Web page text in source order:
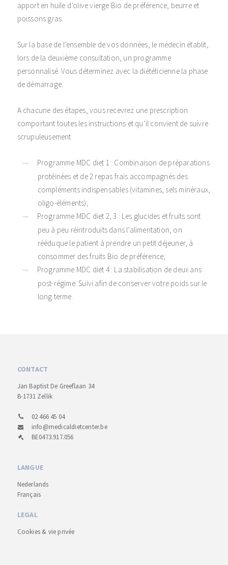
apport en huile d’olive vierge Bio de préférence, beurre et
poissons gras.
Sur la base de l’ensemble de vos données, le médecin établit,
lors de la deuxième consultation, un programme
personnalisé. Vous déterminez avec la diététicienne la phase
de démarrage.
A chacune des étapes, vous recevrez une prescription
comportant toutes les instructions et qu’il convient de suivre
scrupuleusement.
Programme MDC diet 1 : Combinaison de préparations
protéinées et de 2 repas frais accompagnés des
compléments indispensables (vitamines, sels minéraux,
oligo-éléments);
Programme MDC diet 2, 3 : Les glucides et fruits sont
peu à peu réintroduits dans l’alimentation, on
rééduque le patient à prendre un petit déjeuner, à
consommer des fruits Bio de préférence;
Programme MDC diet 4 : La stabilisation de deux ans
post-régime. Suivi afin de conserver votre poids sur le
long terme.
CONTACT
Jan Baptist De Greeflaan 34
B-1731 Zellik
02 466 45 04
info@medicaldietcenter.be
BE0473.917.056
LANGUE
Nederlands
Français
LEGAL
Cookies & vie privée